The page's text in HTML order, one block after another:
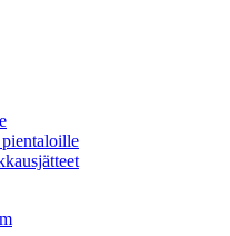
pientaloille